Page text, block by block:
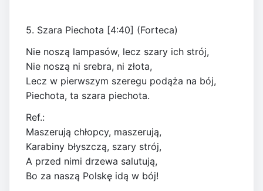
5. Szara Piechota [4:40] (Forteca)
Nie noszą lampasów, lecz szary ich strój,
Nie noszą ni srebra, ni złota,
Lecz w pierwszym szeregu podąża na bój,
Piechota, ta szara piechota.
Ref.:
Maszerują chłopcy, maszerują,
Karabiny błyszczą, szary strój,
A przed nimi drzewa salutują,
Bo za naszą Polskę idą w bój!